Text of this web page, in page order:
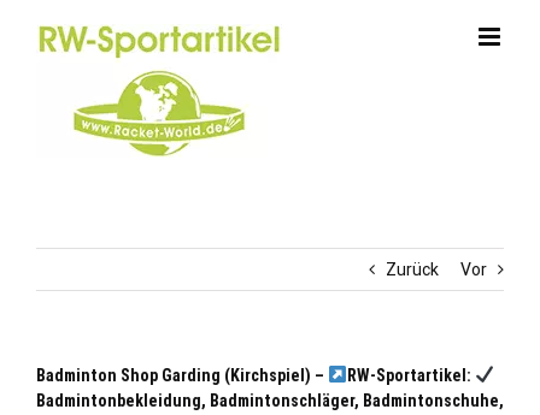
Zurück Vor
Badminton Shop Garding (Kirchspiel) –
RW-Sportartikel:
Badmintonbekleidung, Badmintonschläger, Badmintonschuhe,